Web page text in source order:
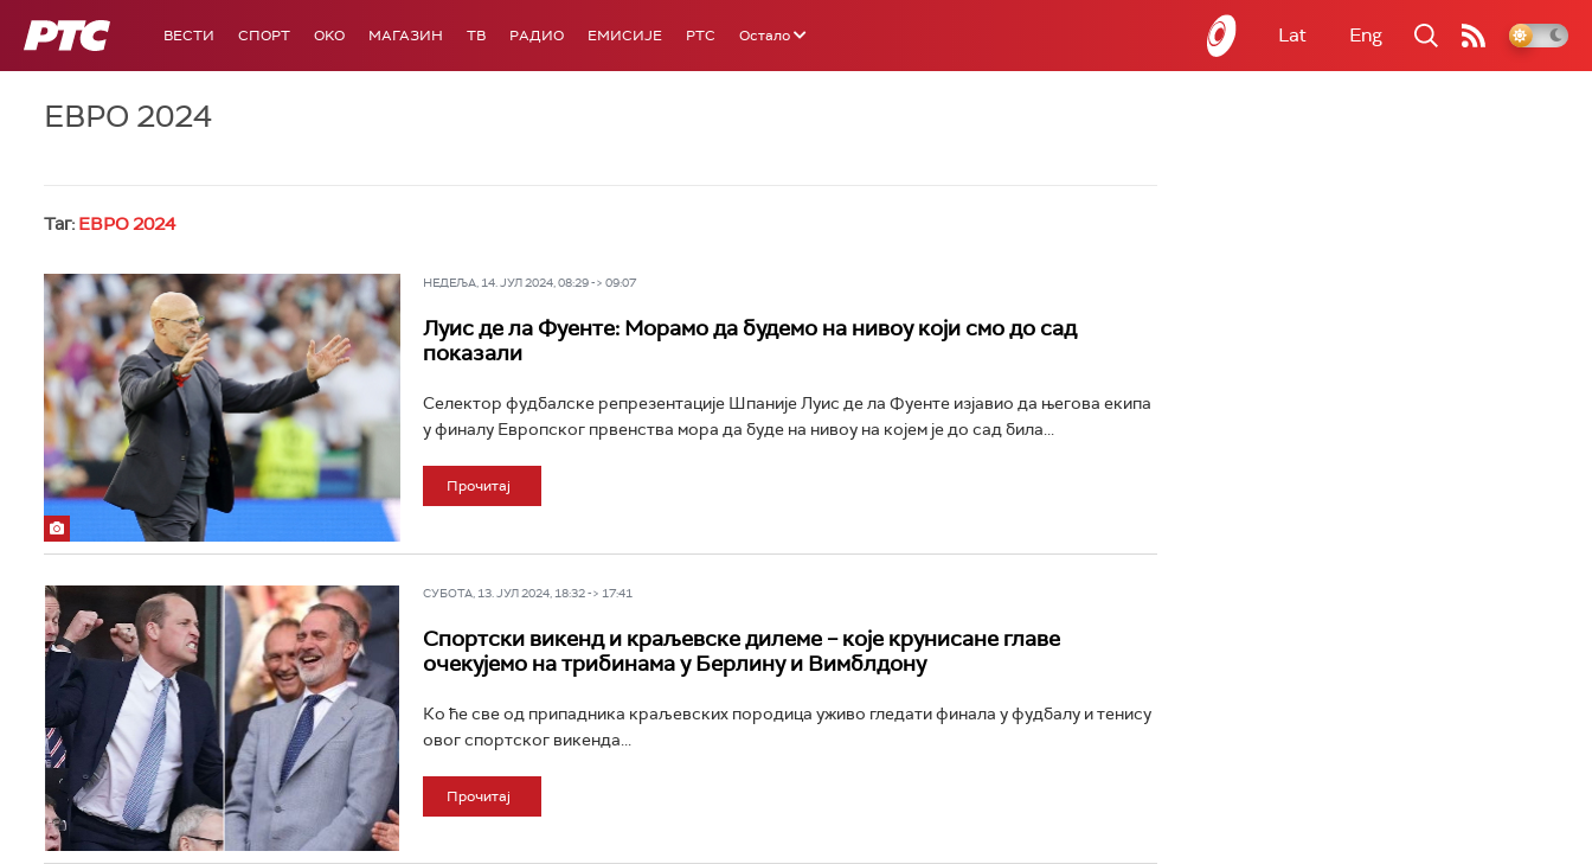
РТС ВЕСТИ СПОРТ OKO МАГАЗИН ТВ РАДИО ЕМИСИЈЕ РТС Остало Lat Eng
ЕВРО 2024
Таг: ЕВРО 2024
НЕДЕЉА, 14. ЈУЛ 2024, 08:29 -> 09:07
Луис де ла Фуенте: Морамо да будемо на нивоу који смо до сад
показали
Селектор фудбалске репрезентације Шпаније Луис де ла Фуенте изјавио да његова екипа
у финалу Европског првенства мора да буде на нивоу на којем је до сад била...
Прочитај
СУБОТА, 13. ЈУЛ 2024, 18:32 -> 17:41
Спортски викенд и краљевске дилеме – које крунисане главе
очекујемо на трибинама у Берлину и Вимблдону
Ко ће све од припадника краљевских породица уживо гледати финала у фудбалу и тенису
овог спортског викенда...
Прочитај